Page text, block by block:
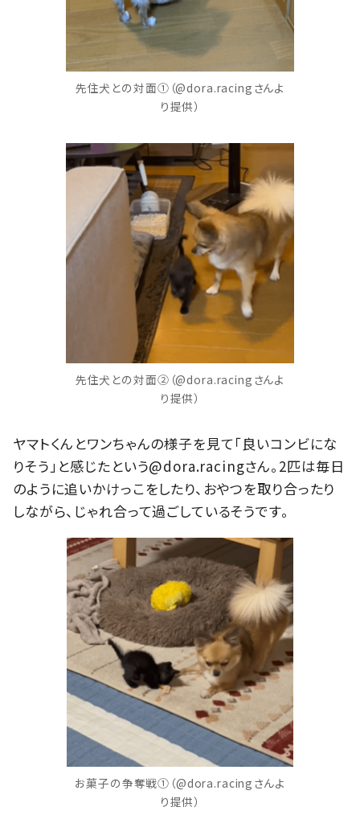
先住犬との対面①（@dora.racingさんよ
り提供）
先住犬との対面②（@dora.racingさんよ
り提供）
ヤマトくんとワンちゃんの様子を見て「良いコンビにな
りそう」と感じたという@dora.racingさん。2匹は毎日
のように追いかけっこをしたり、おやつを取り合ったり
しながら、じゃれ合って過ごしているそうです。
お菓子の争奪戦①（@dora.racingさんよ
り提供）